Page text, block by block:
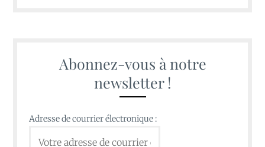
Abonnez-vous à notre
newsletter !
Adresse de courrier électronique :